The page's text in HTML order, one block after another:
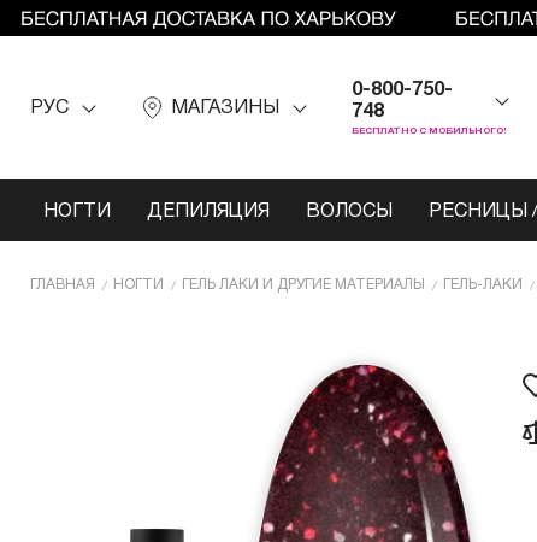
РУС МАГАЗИНЫ
0-800-750-
748
БЕСПЛАТНО С МОБИЛЬНОГО!
НОГТИ ДЕПИЛЯЦИЯ ВОЛОСЫ РЕСНИЦЫ
ГЛАВНАЯ НОГТИ ГЕЛЬ ЛАКИ И ДРУГИЕ МАТЕРИАЛЫ ГЕЛЬ-ЛАКИ